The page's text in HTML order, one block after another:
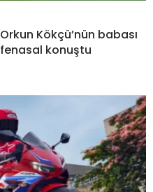
Orkun Kökçü’nün babası
fenasal konuştu